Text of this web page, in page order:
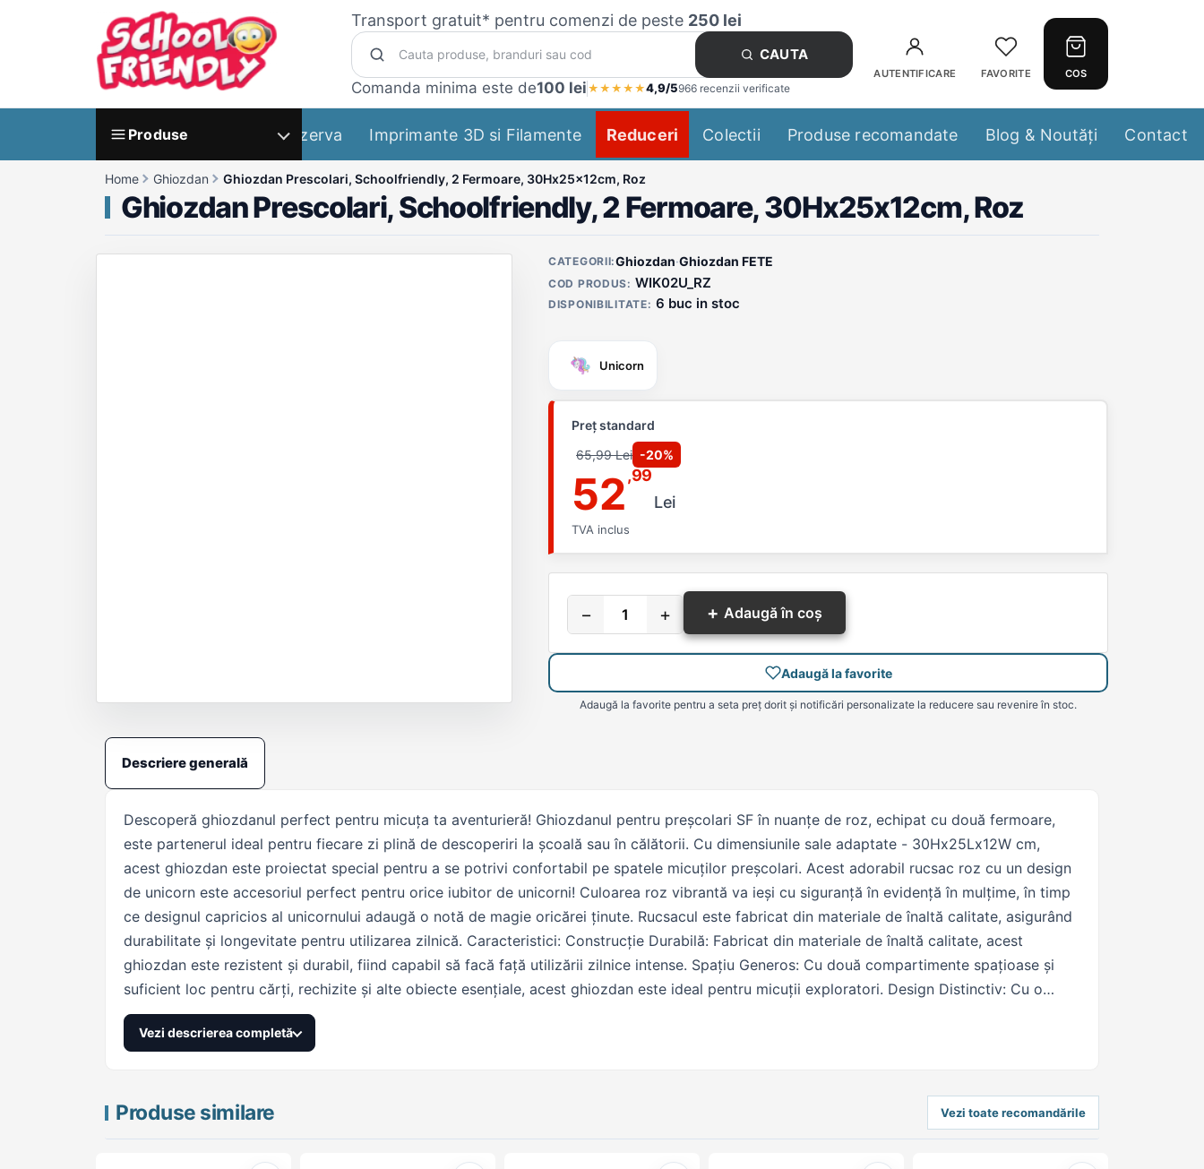
Transport gratuit* pentru comenzi de peste 250 lei
CAUTA
Comanda minima este de100 lei ★ ★ ★ ★ ★4,9/5966 recenzii verificate
AUTENTIFICARE FAVORITE COS
Produse Rezerva Imprimante 3D si Filamente Reduceri Colectii Produse recomandate Blog & Noutăți Contact
Home Ghiozdan Ghiozdan Prescolari, Schoolfriendly, 2 Fermoare, 30Hx25x12cm, Roz
Ghiozdan Prescolari, Schoolfriendly, 2 Fermoare, 30Hx25x12cm, Roz
Detalii produs
CATEGORII:Ghiozdan·Ghiozdan FETE
COD PRODUS: WIK02U_RZ
DISPONIBILITATE: 6 buc in stoc
Unicorn
Preț standard
65,99 Lei -20%
52,99
Lei
TVA inclus
− + + Adaugă în coș
Adaugă la favorite
Adaugă la favorite pentru a seta preț dorit și notificări personalizate la reducere sau revenire în stoc.
Descriere generală
Descoperă ghiozdanul perfect pentru micuța ta aventurieră! Ghiozdanul pentru preșcolari SF în nuanțe de roz, echipat cu două fermoare,
este partenerul ideal pentru fiecare zi plină de descoperiri la școală sau în călătorii. Cu dimensiunile sale adaptate - 30Hx25Lx12W cm,
acest ghiozdan este proiectat special pentru a se potrivi confortabil pe spatele micuților preșcolari. Acest adorabil rucsac roz cu un design
de unicorn este accesoriul perfect pentru orice iubitor de unicorni! Culoarea roz vibrantă va ieși cu siguranță în evidență în mulțime, în timp
ce designul capricios al unicornului adaugă o notă de magie oricărei ținute. Rucsacul este fabricat din materiale de înaltă calitate, asigurând
durabilitate și longevitate pentru utilizarea zilnică. Caracteristici: Construcție Durabilă: Fabricat din materiale de înaltă calitate, acest
ghiozdan este rezistent și durabil, fiind capabil să facă față utilizării zilnice intense. Spațiu Generos: Cu două compartimente spațioase și
suficient loc pentru cărți, rechizite și alte obiecte esențiale, acest ghiozdan este ideal pentru micuții exploratori. Design Distinctiv: Cu o
nuanță delicată de roz și detalii SF, acest ghiozdan adaugă un plus de stil și personalitate fiecărei ținute. Achiziționează acum acest
ghiozdan pentru a-i oferi micuței tale o experiență plină de confort și aventură în fiecare zi!
Vezi descrierea completă
Produse similare Vezi toate recomandările